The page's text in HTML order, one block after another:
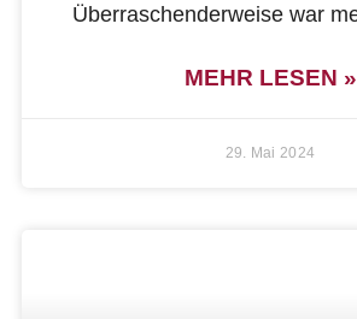
Überraschenderweise war
MEHR LESEN »
29. Mai 2024